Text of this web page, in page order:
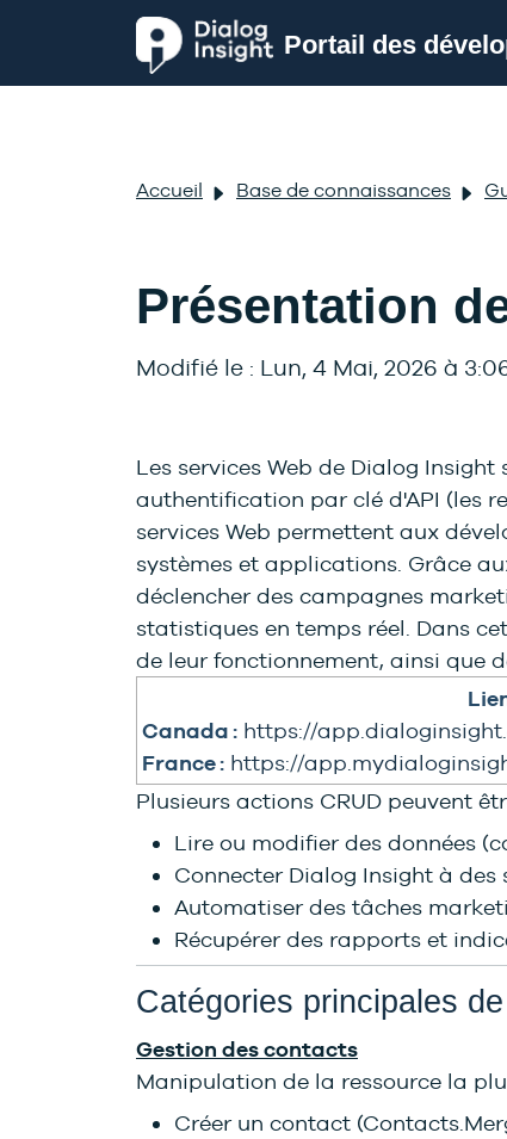
Portail des
Accueil Base de connaissances
Présentation
Modifié le : Lun, 4 Mai, 2026 à
Les services Web de Dialog Insight
authentification par clé d'API (les
services Web permettent aux
systèmes et applications. Grâce
déclencher des campagnes
statistiques en temps réel. Dans
de leur fonctionnement, ainsi que
Canada : https://
France : https://
Plusieurs actions CRUD peuvent
Lire ou modifier des données
Connecter Dialog Insight à des
Automatiser des tâches
Récupérer des rapports et
Catégories principales
Gestion des contacts
Manipulation de la ressource la
Créer un contact